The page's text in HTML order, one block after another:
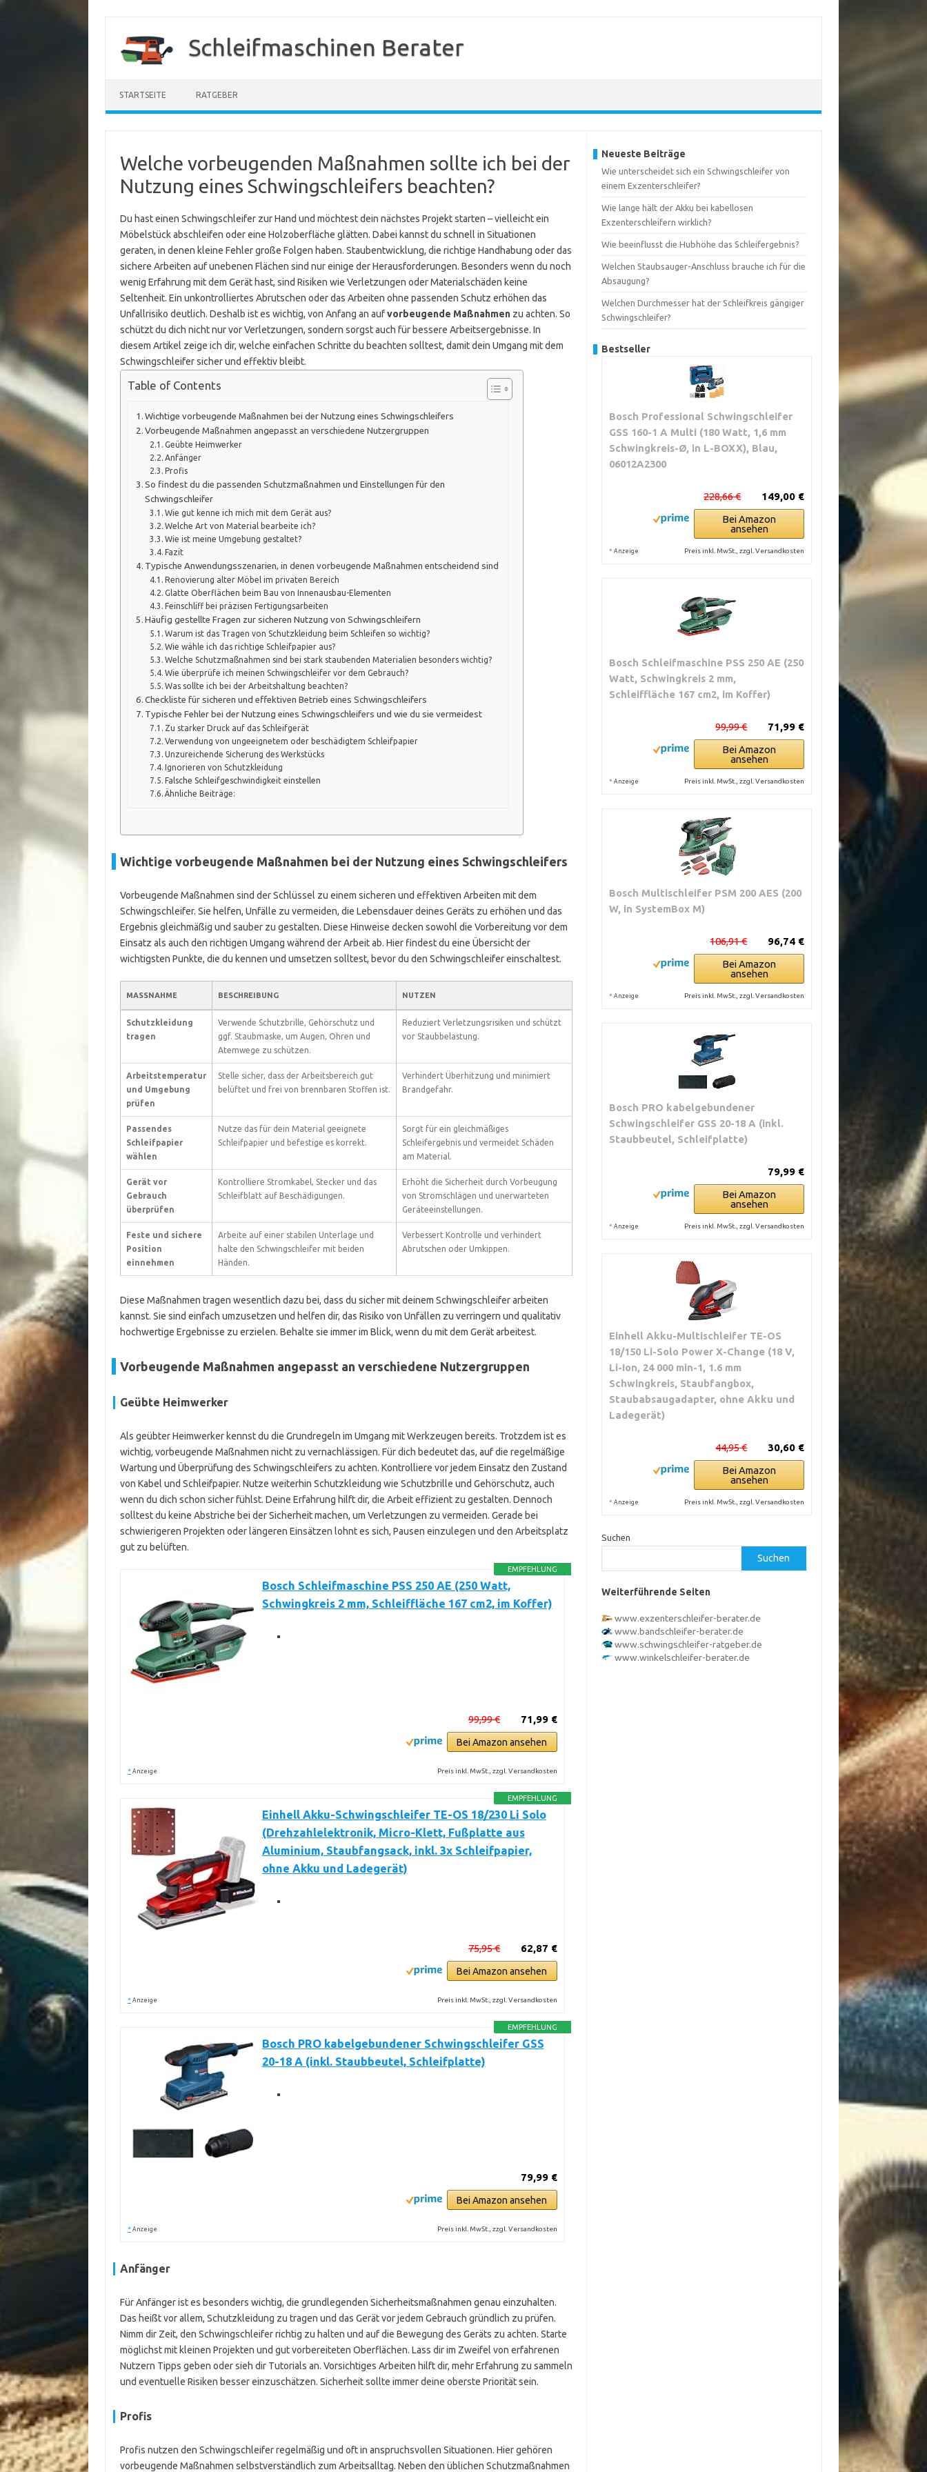
springen
Schleifmaschinen Berater
STARTSEITE RATGEBER
Welche vorbeugenden Maßnahmen sollte ich bei der
Nutzung eines Schwingschleifers beachten?
Du hast einen Schwingschleifer zur Hand und möchtest dein nächstes Projekt starten – vielleicht ein
Möbelstück abschleifen oder eine Holzoberfläche glätten. Dabei kannst du schnell in Situationen
geraten, in denen kleine Fehler große Folgen haben. Staubentwicklung, die richtige Handhabung oder das
sichere Arbeiten auf unebenen Flächen sind nur einige der Herausforderungen. Besonders wenn du noch
wenig Erfahrung mit dem Gerät hast, sind Risiken wie Verletzungen oder Materialschäden keine
Seltenheit. Ein unkontrolliertes Abrutschen oder das Arbeiten ohne passenden Schutz erhöhen das
Unfallrisiko deutlich. Deshalb ist es wichtig, von Anfang an aufvorbeugende Maßnahmenzu achten. So
schützt du dich nicht nur vor Verletzungen, sondern sorgst auch für bessere Arbeitsergebnisse. In
diesem Artikel zeige ich dir, welche einfachen Schritte du beachten solltest, damit dein Umgang mit dem
Schwingschleifer sicher und effektiv bleibt.
Table of Contents
Wichtige vorbeugende Maßnahmen bei der Nutzung eines Schwingschleifers
Vorbeugende Maßnahmen angepasst an verschiedene Nutzergruppen
Geübte Heimwerker
Anfänger
Profis
So findest du die passenden Schutzmaßnahmen und Einstellungen für den
Schwingschleifer
Wie gut kenne ich mich mit dem Gerät aus?
Welche Art von Material bearbeite ich?
Wie ist meine Umgebung gestaltet?
Fazit
Typische Anwendungsszenarien, in denen vorbeugende Maßnahmen entscheidend sind
Renovierung alter Möbel im privaten Bereich
Glatte Oberflächen beim Bau von Innenausbau-Elementen
Feinschliff bei präzisen Fertigungsarbeiten
Häufig gestellte Fragen zur sicheren Nutzung von Schwingschleifern
Warum ist das Tragen von Schutzkleidung beim Schleifen so wichtig?
Wie wähle ich das richtige Schleifpapier aus?
Welche Schutzmaßnahmen sind bei stark staubenden Materialien besonders wichtig?
Wie überprüfe ich meinen Schwingschleifer vor dem Gebrauch?
Was sollte ich bei der Arbeitshaltung beachten?
Checkliste für sicheren und effektiven Betrieb eines Schwingschleifers
Typische Fehler bei der Nutzung eines Schwingschleifers und wie du sie vermeidest
Zu starker Druck auf das Schleifgerät
Verwendung von ungeeignetem oder beschädigtem Schleifpapier
Unzureichende Sicherung des Werkstücks
Ignorieren von Schutzkleidung
Falsche Schleifgeschwindigkeit einstellen
Ähnliche Beiträge:
Wichtige vorbeugende Maßnahmen bei der Nutzung eines Schwingschleifers
Vorbeugende Maßnahmen sind der Schlüssel zu einem sicheren und effektiven Arbeiten mit dem
Schwingschleifer. Sie helfen, Unfälle zu vermeiden, die Lebensdauer deines Geräts zu erhöhen und das
Ergebnis gleichmäßig und sauber zu gestalten. Diese Hinweise decken sowohl die Vorbereitung vor dem
Einsatz als auch den richtigen Umgang während der Arbeit ab. Hier findest du eine Übersicht der
wichtigsten Punkte, die du kennen und umsetzen solltest, bevor du den Schwingschleifer einschaltest.
MASSNAHME BESCHREIBUNG NUTZEN
Schutzkleidung
tragen
Verwende Schutzbrille, Gehörschutz und
ggf. Staubmaske, um Augen, Ohren und
Atemwege zu schützen.
Reduziert Verletzungsrisiken und schützt
vor Staubbelastung.
Arbeitstemperatur
und Umgebung
prüfen
Stelle sicher, dass der Arbeitsbereich gut
belüftet und frei von brennbaren Stoffen ist.
Verhindert Überhitzung und minimiert
Brandgefahr.
Passendes
Schleifpapier
wählen
Nutze das für dein Material geeignete
Schleifpapier und befestige es korrekt.
Sorgt für ein gleichmäßiges
Schleifergebnis und vermeidet Schäden
am Material.
Gerät vor
Gebrauch
überprüfen
Kontrolliere Stromkabel, Stecker und das
Schleifblatt auf Beschädigungen.
Erhöht die Sicherheit durch Vorbeugung
von Stromschlägen und unerwarteten
Geräteeinstellungen.
Feste und sichere
Position
einnehmen
Arbeite auf einer stabilen Unterlage und
halte den Schwingschleifer mit beiden
Händen.
Verbessert Kontrolle und verhindert
Abrutschen oder Umkippen.
Diese Maßnahmen tragen wesentlich dazu bei, dass du sicher mit deinem Schwingschleifer arbeiten
kannst. Sie sind einfach umzusetzen und helfen dir, das Risiko von Unfällen zu verringern und qualitativ
hochwertige Ergebnisse zu erzielen. Behalte sie immer im Blick, wenn du mit dem Gerät arbeitest.
Vorbeugende Maßnahmen angepasst an verschiedene Nutzergruppen
Geübte Heimwerker
Als geübter Heimwerker kennst du die Grundregeln im Umgang mit Werkzeugen bereits. Trotzdem ist es
wichtig, vorbeugende Maßnahmen nicht zu vernachlässigen. Für dich bedeutet das, auf die regelmäßige
Wartung und Überprüfung des Schwingschleifers zu achten. Kontrolliere vor jedem Einsatz den Zustand
von Kabel und Schleifpapier. Nutze weiterhin Schutzkleidung wie Schutzbrille und Gehörschutz, auch
wenn du dich schon sicher fühlst. Deine Erfahrung hilft dir, die Arbeit effizient zu gestalten. Dennoch
solltest du keine Abstriche bei der Sicherheit machen, um Verletzungen zu vermeiden. Gerade bei
schwierigeren Projekten oder längeren Einsätzen lohnt es sich, Pausen einzulegen und den Arbeitsplatz
gut zu belüften.
EMPFEHLUNG
Bosch Schleifmaschine PSS 250 AE (250 Watt,
Schwingkreis 2 mm, Schleiffläche 167 cm2, im Koffer)
71,99 €
99,99 €
Bei Amazon ansehen
* Anzeige Preis inkl. MwSt., zzgl. Versandkosten
EMPFEHLUNG
Einhell Akku-Schwingschleifer TE-OS 18/230 Li Solo
(Drehzahlelektronik, Micro-Klett, Fußplatte aus
Aluminium, Staubfangsack, inkl. 3x Schleifpapier,
ohne Akku und Ladegerät)
62,87 €
75,95 €
Bei Amazon ansehen
* Anzeige Preis inkl. MwSt., zzgl. Versandkosten
EMPFEHLUNG
Bosch PRO kabelgebundener Schwingschleifer GSS
20-18 A (inkl. Staubbeutel, Schleifplatte)
79,99 €
Bei Amazon ansehen
* Anzeige Preis inkl. MwSt., zzgl. Versandkosten
Anfänger
Für Anfänger ist es besonders wichtig, die grundlegenden Sicherheitsmaßnahmen genau einzuhalten.
Das heißt vor allem, Schutzkleidung zu tragen und das Gerät vor jedem Gebrauch gründlich zu prüfen.
Nimm dir Zeit, den Schwingschleifer richtig zu halten und auf die Bewegung des Geräts zu achten. Starte
möglichst mit kleinen Projekten und gut vorbereiteten Oberflächen. Lass dir im Zweifel von erfahrenen
Nutzern Tipps geben oder sieh dir Tutorials an. Vorsichtiges Arbeiten hilft dir, mehr Erfahrung zu sammeln
und eventuelle Risiken besser einzuschätzen. Sicherheit sollte immer deine oberste Priorität sein.
Profis
Profis nutzen den Schwingschleifer regelmäßig und oft in anspruchsvollen Situationen. Hier gehören
vorbeugende Maßnahmen selbstverständlich zum Arbeitsalltag. Neben den üblichen Schutzmaßnahmen
Neueste Beiträge
Wie unterscheidet sich ein Schwingschleifer von
einem Exzenterschleifer?
Wie lange hält der Akku bei kabellosen
Exzenterschleifern wirklich?
Wie beeinflusst die Hubhöhe das Schleifergebnis?
Welchen Staubsauger-Anschluss brauche ich für die
Absaugung?
Welchen Durchmesser hat der Schleifkreis gängiger
Schwingschleifer?
Bestseller
Bosch Professional Schwingschleifer
GSS 160-1 A Multi (180 Watt, 1,6 mm
Schwingkreis-Ø, in L-BOXX), Blau,
06012A2300
149,00 €
228,66 €
Bei Amazon
ansehen
* Anzeige Preis inkl. MwSt., zzgl. Versandkosten
Bosch Schleifmaschine PSS 250 AE (250
Watt, Schwingkreis 2 mm,
Schleiffläche 167 cm2, im Koffer)
71,99 €
99,99 €
Bei Amazon
ansehen
* Anzeige Preis inkl. MwSt., zzgl. Versandkosten
Bosch Multischleifer PSM 200 AES (200
W, in SystemBox M)
96,74 €
106,91 €
Bei Amazon
ansehen
* Anzeige Preis inkl. MwSt., zzgl. Versandkosten
Bosch PRO kabelgebundener
Schwingschleifer GSS 20-18 A (inkl.
Staubbeutel, Schleifplatte)
79,99 €
Bei Amazon
ansehen
* Anzeige Preis inkl. MwSt., zzgl. Versandkosten
Einhell Akku-Multischleifer TE-OS
18/150 Li-Solo Power X-Change (18 V,
Li-Ion, 24 000 min-1, 1.6 mm
Schwingkreis, Staubfangbox,
Staubabsaugadapter, ohne Akku und
Ladegerät)
30,60 €
44,95 €
Bei Amazon
ansehen
* Anzeige Preis inkl. MwSt., zzgl. Versandkosten
Suchen
Suchen
Weiterführende Seiten
www.exzenterschleifer-berater.de
www.bandschleifer-berater.de
www.schwingschleifer-ratgeber.de
www.winkelschleifer-berater.de